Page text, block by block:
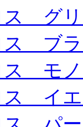
ス グ
ス ブ
ス モ
ス イ